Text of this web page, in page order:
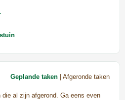
Geplande taken | Afgeronde taken
al zijn afgerond. Ga eens even